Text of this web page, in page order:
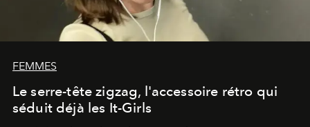
FEMMES
Le serre-tête zigzag, l'accessoire rétro qui
séduit déjà les It-Girls